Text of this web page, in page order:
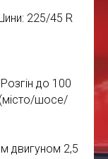
225/45 R
до 100
шосе/
двигуном 2,5